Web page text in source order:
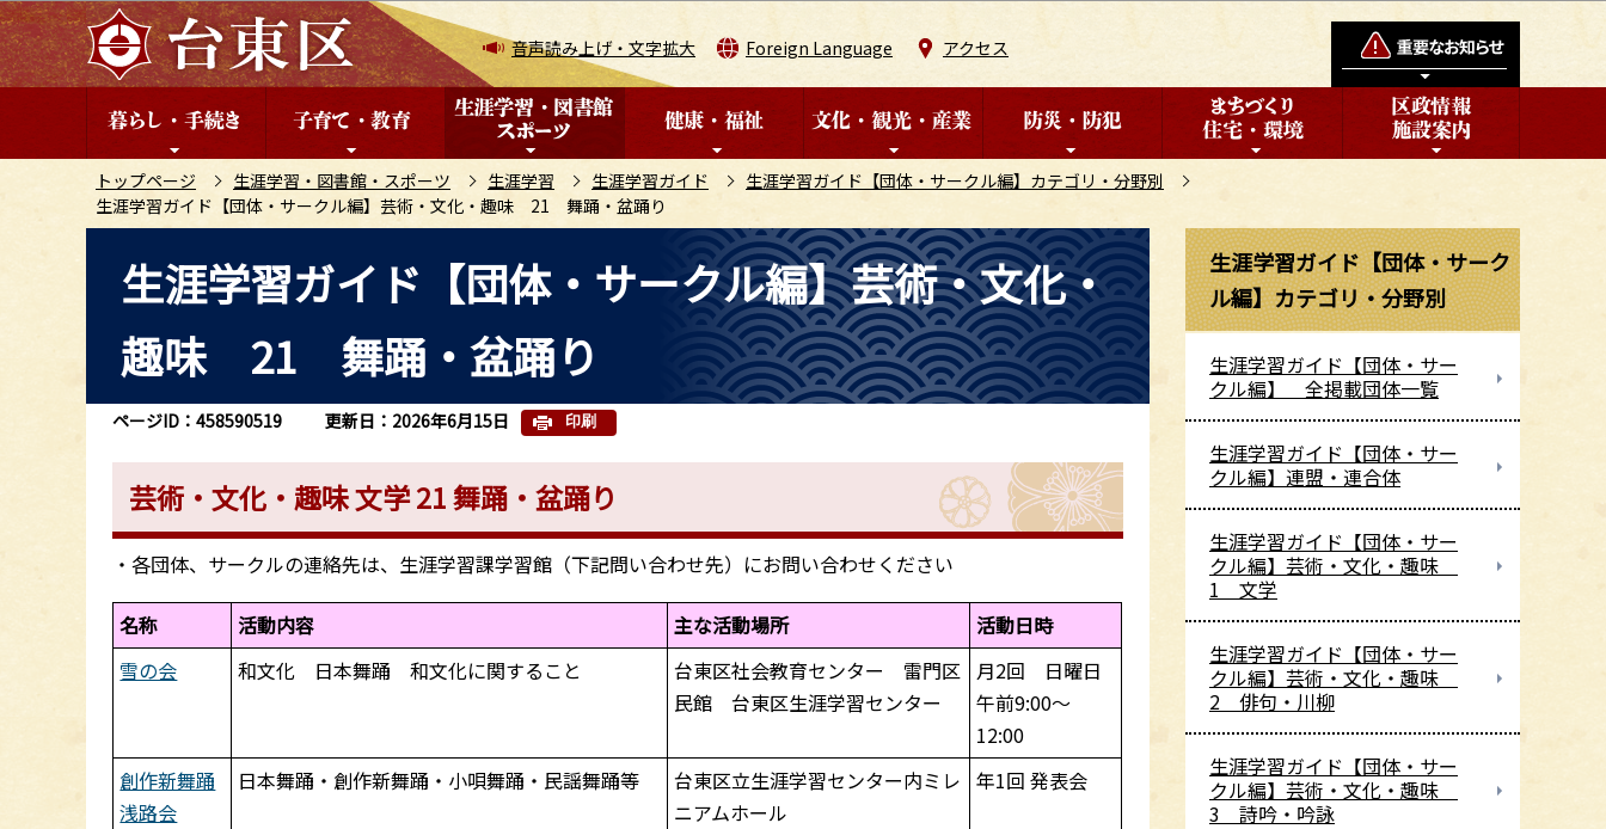
こ
の
ペ
音声読み上げ・文字拡大 Foreign Language アクセス
トップページ 生涯学習・図書館・スポーツ 生涯学習 生涯学習ガイド
生涯学習ガイド【団体・サークル編】カテゴリ・分野別
生涯学習ガイド【団体・サークル編】芸術・文化・趣味 21 舞踊・盆踊り
ら
生涯学習ガイド【団体・サークル編】芸術・文化・
趣味 21 舞踊・盆踊り
ページID：458590519 更新日：2026年6月15日 印刷
芸術・文化・趣味 文学 21 舞踊・盆踊り
・各団体、サークルの連絡先は、生涯学習課学習館（下記問い合わせ先）にお問い合わせください
名称 活動内容 主な活動場所
活動日時
雪の会
和文化 日本舞踊 和文化に関すること
台東区社会教育センター 雷門区
民館 台東区生涯学習センター
月2回 日曜日
午前9:00～
12:00
創作新舞踊
浅路会
日本舞踊・創作新舞踊・小唄舞踊・民謡舞踊等
台東区立生涯学習センター内ミレ
ニアムホール
年1回 発表会
生涯学習ガイド【団体・サーク
ル編】カテゴリ・分野別
生涯学習ガイド【団体・サー
クル編】 全掲載団体一覧
生涯学習ガイド【団体・サー
クル編】連盟・連合体
生涯学習ガイド【団体・サー
クル編】芸術・文化・趣味
1 文学
生涯学習ガイド【団体・サー
クル編】芸術・文化・趣味
2 俳句・川柳
生涯学習ガイド【団体・サー
クル編】芸術・文化・趣味
3 詩吟・吟詠